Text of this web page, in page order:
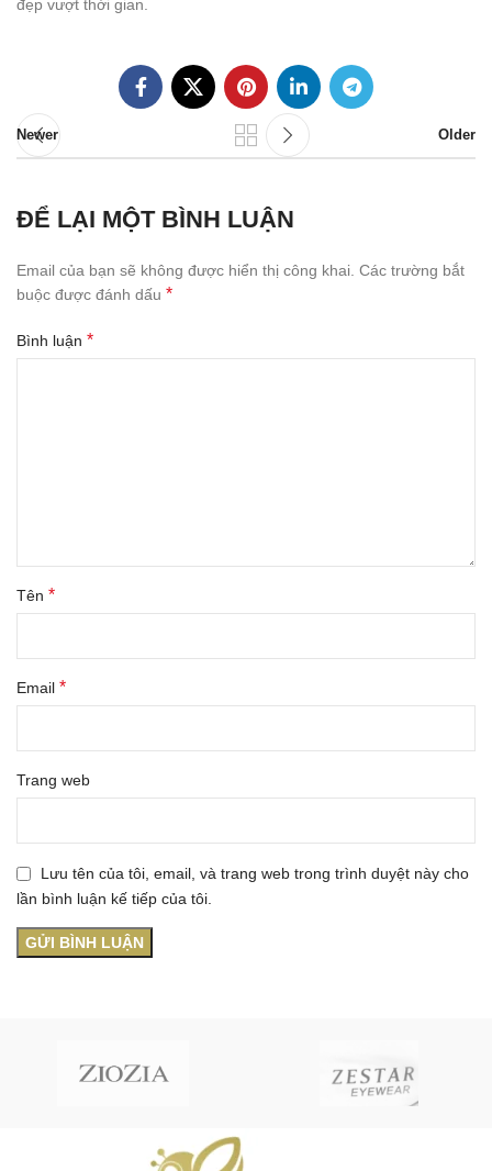
đẹp vượt thời gian.
Newer Older
ĐỂ LẠI MỘT BÌNH LUẬN
Email của bạn sẽ không được hiển thị công khai. Các trường bắt
buộc được đánh dấu *
Bình luận *
Tên *
Email *
Trang web
Lưu tên của tôi, email, và trang web trong trình duyệt này cho
lần bình luận kế tiếp của tôi.